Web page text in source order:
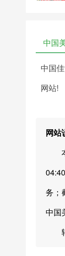
中国
中国
网站!
网站
本
务；
中国
转